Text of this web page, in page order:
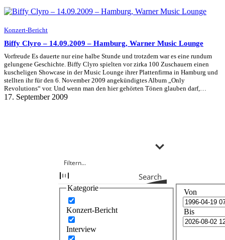
Konzert-Bericht
Biffy Clyro – 14.09.2009 – Hamburg, Warner Music Lounge
Vorfreude Es dauerte nur eine halbe Stunde und trotzdem war es eine rundum
gelungene Geschichte. Biffy Clyro spielten vor zirka 100 Zuschauern einen
kuscheligen Showcase in der Music Lounge ihrer Plattenfirma in Hamburg und
stellten ihr für den 6. November 2009 angekündigtes Album „Only
Revolutions“ vor. Und wenn man den hier gehörten Tönen glauben darf,…
17. September 2009
Search
Kategorie
Konzert-Bericht
Interview
Von
Bis